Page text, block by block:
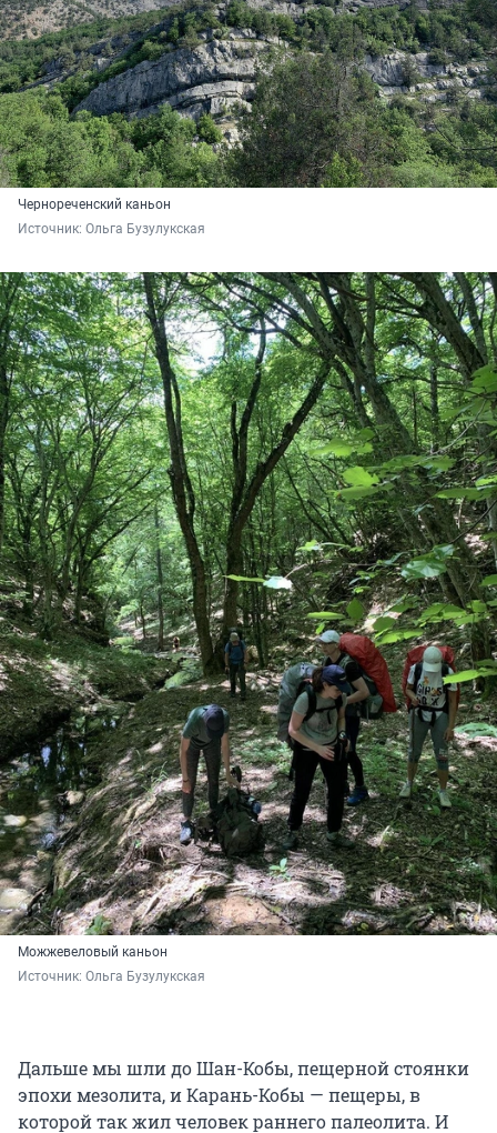
Чернореченский каньон
Источник: Ольга Бузулукская
Можжевеловый каньон
Источник: Ольга Бузулукская
Дальше мы шли до Шан-Кобы, пещерной стоянки
эпохи мезолита, и Карань-Кобы — пещеры, в
которой так жил человек раннего палеолита. И